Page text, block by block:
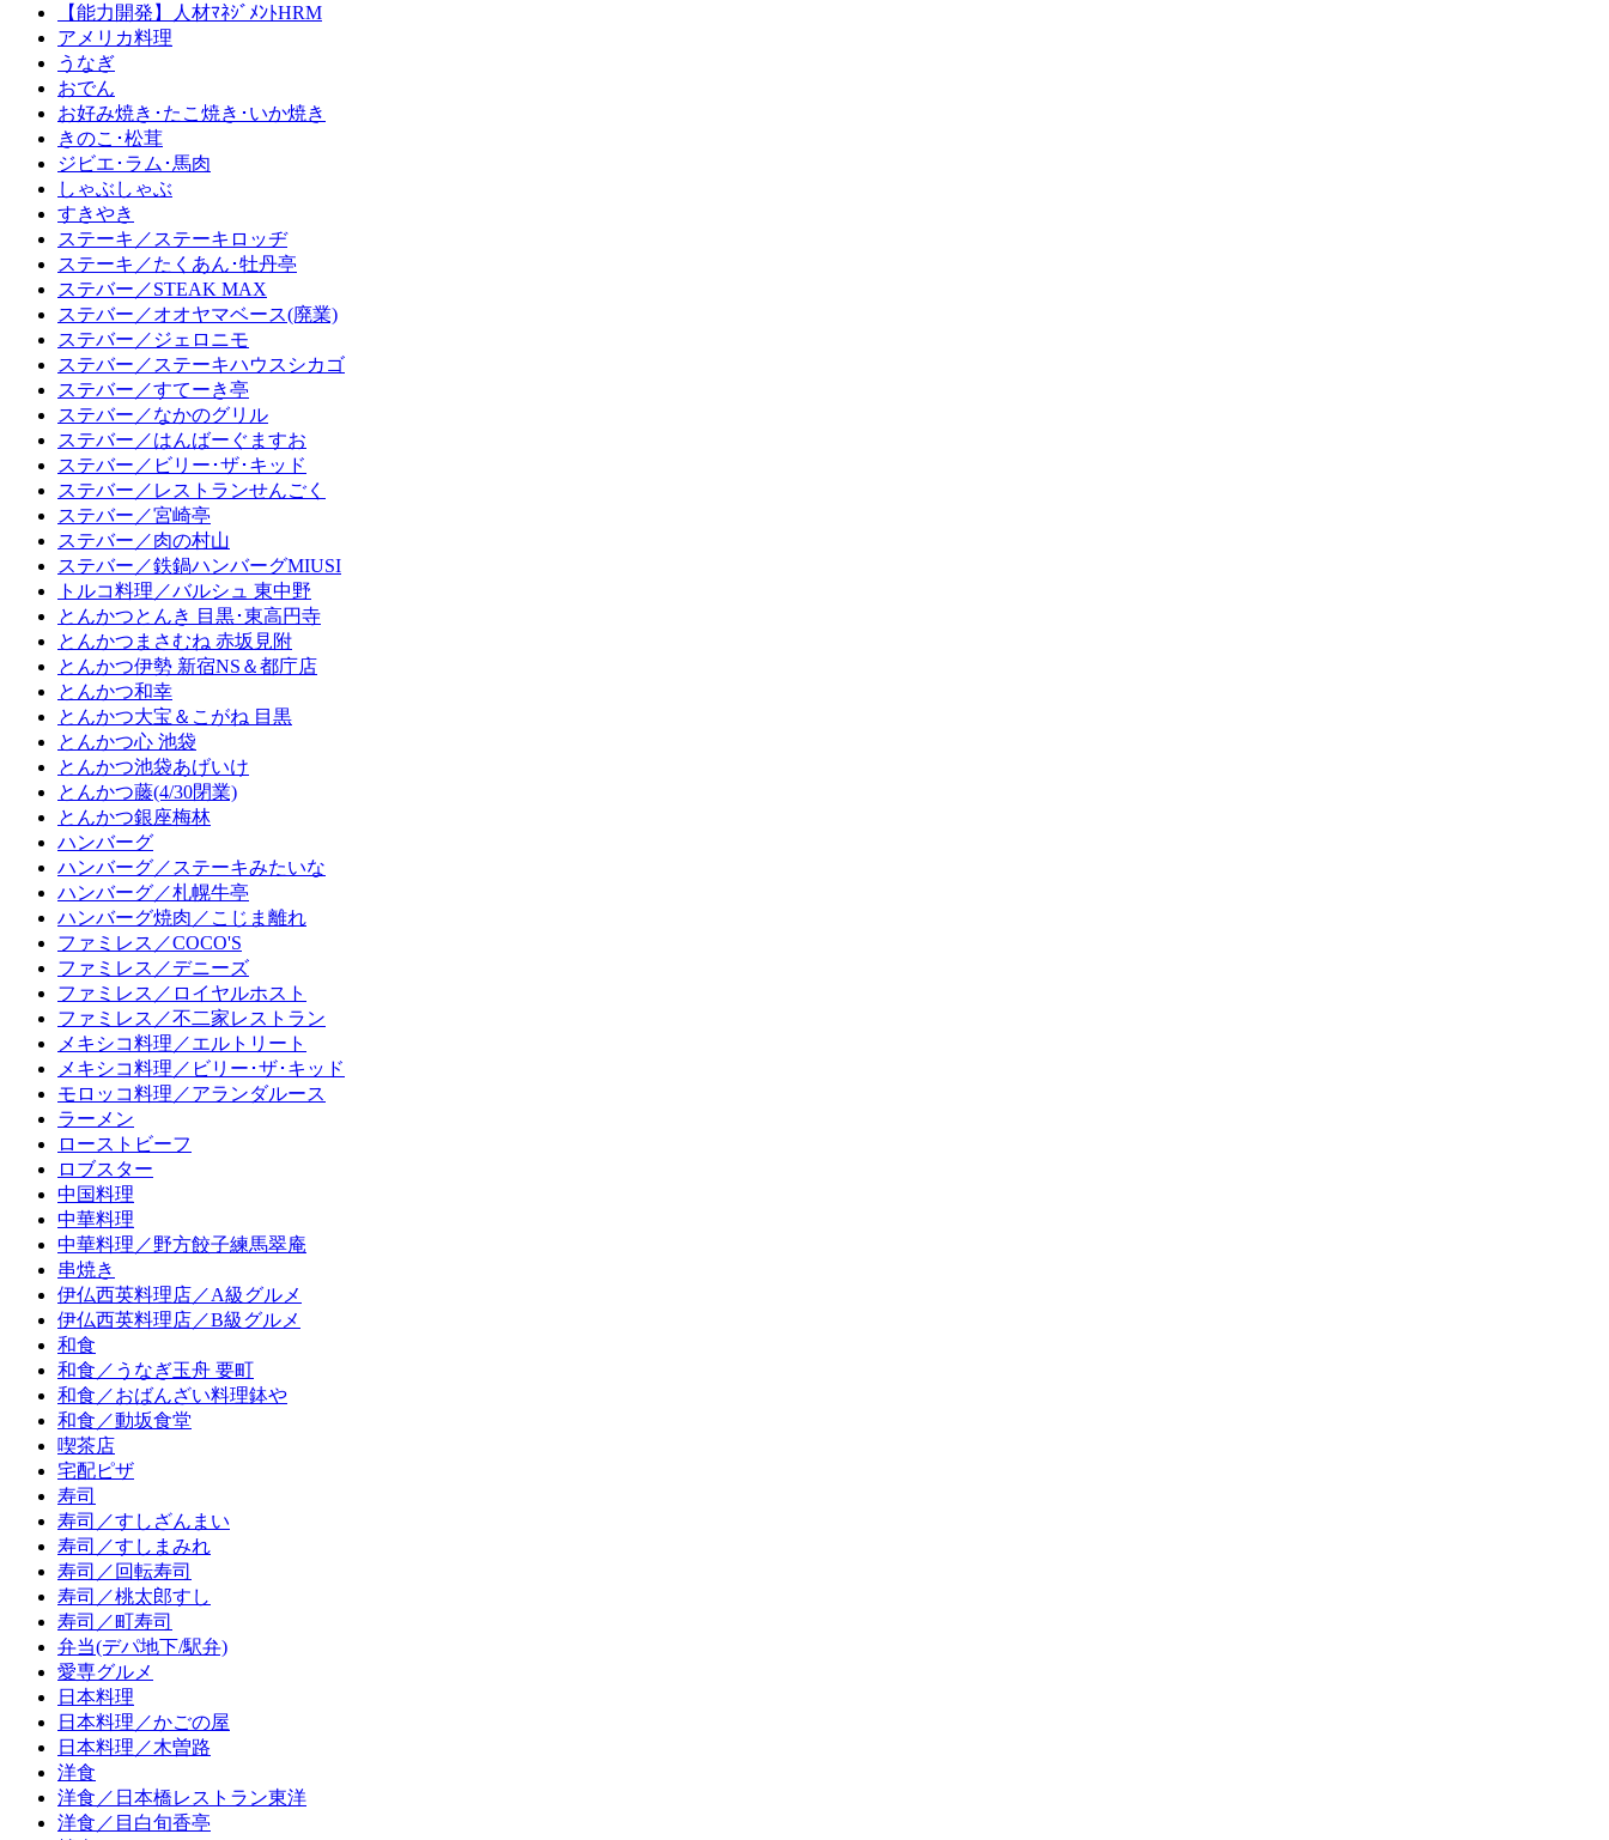
【能力開発】人材ﾏﾈｼﾞﾒﾝﾄHRM
アメリカ料理
うなぎ
おでん
お好み焼き･たこ焼き･いか焼き
きのこ･松茸
ジビエ･ラム･馬肉
しゃぶしゃぶ
すきやき
ステーキ／ステーキロッヂ
ステーキ／たくあん･牡丹亭
ステバー／STEAK MAX
ステバー／オオヤマベース(廃業)
ステバー／ジェロニモ
ステバー／ステーキハウスシカゴ
ステバー／すてーき亭
ステバー／なかのグリル
ステバー／はんばーぐますお
ステバー／ビリー･ザ･キッド
ステバー／レストランせんごく
ステバー／宮崎亭
ステバー／肉の村山
ステバー／鉄鍋ハンバーグMIUSI
トルコ料理／バルシュ 東中野
とんかつとんき 目黒･東高円寺
とんかつまさむね 赤坂見附
とんかつ伊勢 新宿NS＆都庁店
とんかつ和幸
とんかつ大宝＆こがね 目黒
とんかつ心 池袋
とんかつ池袋あげいけ
とんかつ藤(4/30閉業)
とんかつ銀座梅林
ハンバーグ
ハンバーグ／ステーキみたいな
ハンバーグ／札幌牛亭
ハンバーグ焼肉／こじま離れ
ファミレス／COCO'S
ファミレス／デニーズ
ファミレス／ロイヤルホスト
ファミレス／不二家レストラン
メキシコ料理／エルトリート
メキシコ料理／ビリー･ザ･キッド
モロッコ料理／アランダルース
ラーメン
ローストビーフ
ロブスター
中国料理
中華料理
中華料理／野方餃子練馬翠庵
串焼き
伊仏西英料理店／A級グルメ
伊仏西英料理店／B級グルメ
和食
和食／うなぎ玉舟 要町
和食／おばんざい料理鉢や
和食／動坂食堂
喫茶店
宅配ピザ
寿司
寿司／すしざんまい
寿司／すしまみれ
寿司／回転寿司
寿司／桃太郎すし
寿司／町寿司
弁当(デパ地下/駅弁)
愛専グルメ
日本料理
日本料理／かごの屋
日本料理／木曽路
洋食
洋食／日本橋レストラン東洋
洋食／目白旬香亭